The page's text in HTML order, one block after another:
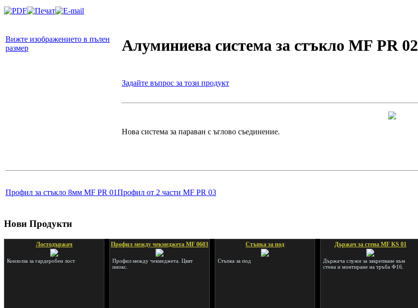
Вижте изображението в пълен
размер
Алуминиева система за стъкло MF PR 02
Задайте въпрос за този продукт
Нова система за параван с ъглово съединение.
Профил за стъкло 8мм MF PR 01Профил от 2 части MF PR 03
Нови Продукти
Лостодържач
Конзолза за гардеробен лост
Профил между чекмеджета MF 0603
Профил между чекмеджета. Цвят
инокс.
Стъпка за под
Стъпка за под
Държач за стена MF KS 01
Държача служи за закрепване към
стена и монтиране на тръба Ф16.